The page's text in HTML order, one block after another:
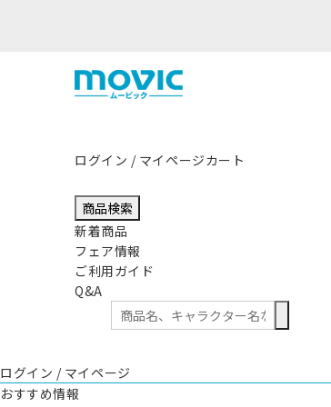
ログイン / マイページカート
商品検索
新着商品
フェア情報
ご利用ガイド
Q&A
ログイン / マイページ
おすすめ情報